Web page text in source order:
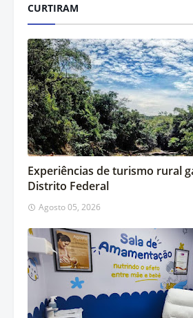
CURTIRAM
Experiências de turismo rural
Distrito Federal
Agosto 05, 2026